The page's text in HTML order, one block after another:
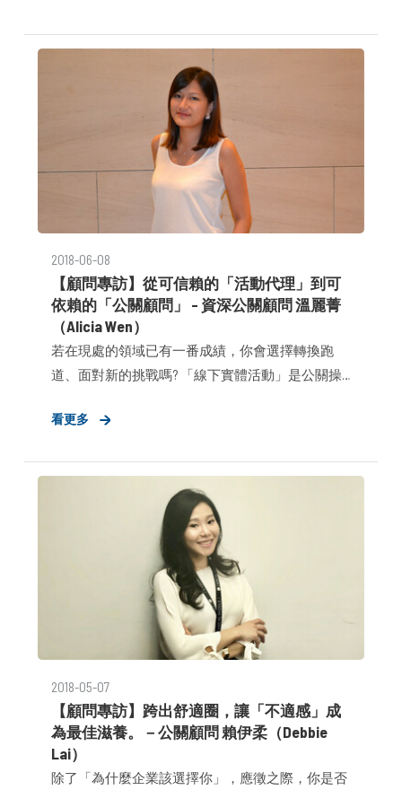
2018-06-08
【顧問專訪】從可信賴的「活動代理」到可
依賴的「公關顧問」 – 資深公關顧問 溫麗菁
（Alicia Wen）
若在現處的領域已有一番成績，你會選擇轉換跑
道、面對新的挑戰嗎? 「線下實體活動」是公關操
公司兩者在服務本質上即有差異，對於人才的需求
看更多
2018-05-07
【顧問專訪】跨出舒適圈，讓「不適感」成
為最佳滋養。－公關顧問 賴伊柔（Debbie
Lai）
除了「為什麼企業該選擇你」，應徵之際，你是否